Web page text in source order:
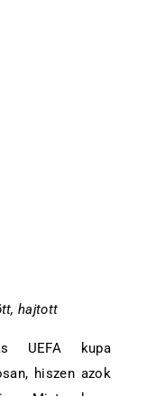
hajtott
UEFA kupa
hiszen azok